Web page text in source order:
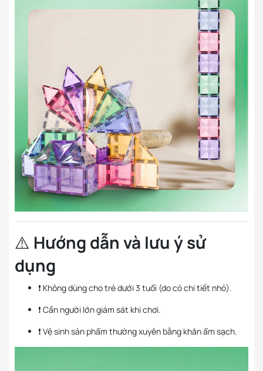
⚠️ Hướng dẫn và lưu ý sử
dụng
❗ Không dùng cho trẻ dưới 3 tuổi (do có chi tiết nhỏ).
❗ Cần người lớn giám sát khi chơi.
❗ Vệ sinh sản phẩm thường xuyên bằng khăn ẩm sạch.